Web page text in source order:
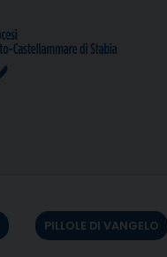
PILLOLE DI VANGELO